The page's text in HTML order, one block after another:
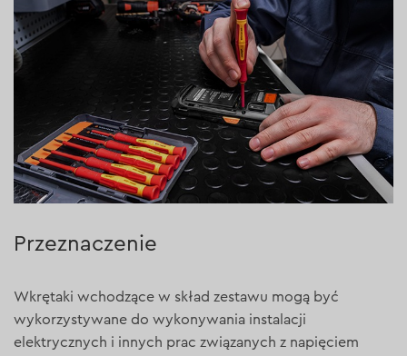
Przeznaczenie
Wkrętaki wchodzące w skład zestawu mogą być
wykorzystywane do wykonywania instalacji
elektrycznych i innych prac związanych z napięciem